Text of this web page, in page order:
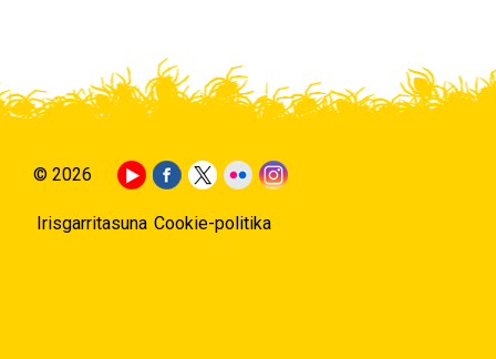
© 2026
Irisgarritasuna Cookie-politika